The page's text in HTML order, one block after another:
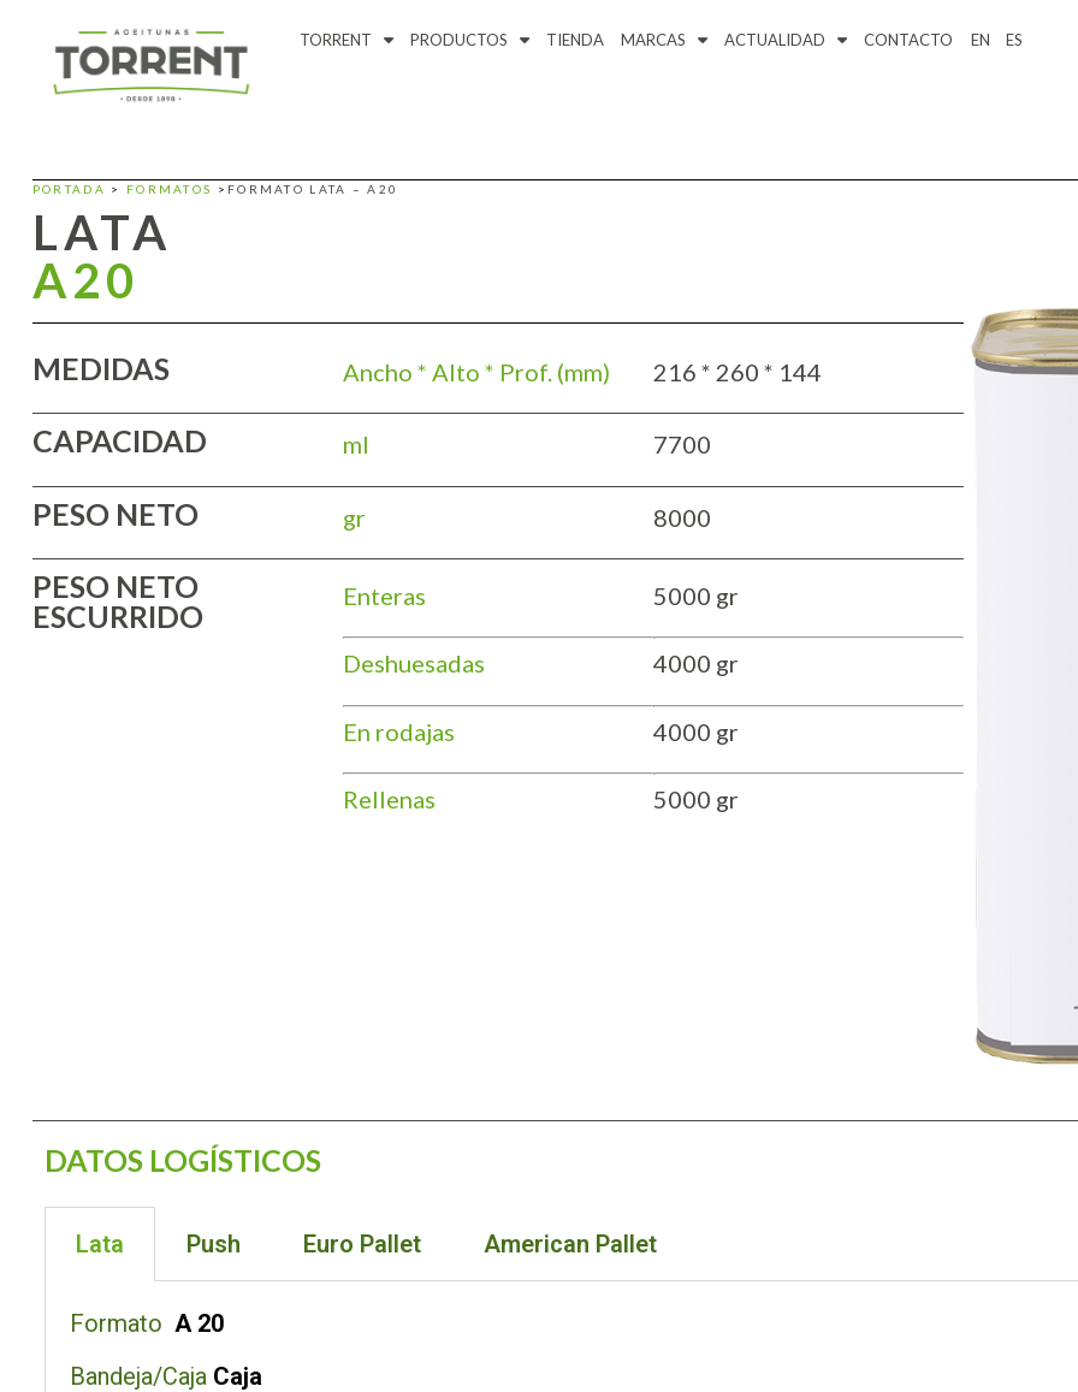
TORRENT PRODUCTOS TIENDA MARCAS ACTUALIDAD CONTACTO EN ES
PORTADA > FORMATOS > FORMATO LATA – A20
LATA
A20
MEDIDAS Ancho * Alto * Prof. (mm) 216 * 260 * 144
CAPACIDAD ml 7700
PESO NETO gr 8000
PESO NETO
ESCURRIDO
Enteras
Deshuesadas
En rodajas
Rellenas
5000 gr
4000 gr
4000 gr
5000 gr
DATOS LOGÍSTICOS
Lata Push Euro Pallet American Pallet
Formato A 20
Bandeja/Caja Caja